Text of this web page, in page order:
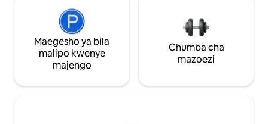
Maegesho ya bila
malipo kwenye
majengo
Chumba cha
mazoezi